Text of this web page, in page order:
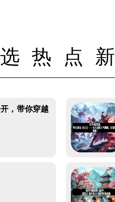
热点
，带你穿越